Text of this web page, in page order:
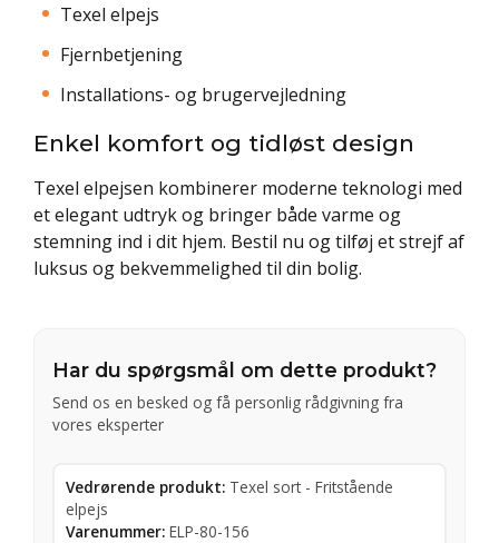
Texel elpejs
Fjernbetjening
Installations- og brugervejledning
Enkel komfort og tidløst design
Texel elpejsen kombinerer moderne teknologi med
et elegant udtryk og bringer både varme og
stemning ind i dit hjem. Bestil nu og tilføj et strejf af
luksus og bekvemmelighed til din bolig.
Har du spørgsmål om dette produkt?
Send os en besked og få personlig rådgivning fra
vores eksperter
Vedrørende produkt: Texel sort - Fritstående
elpejs
Varenummer: ELP-80-156